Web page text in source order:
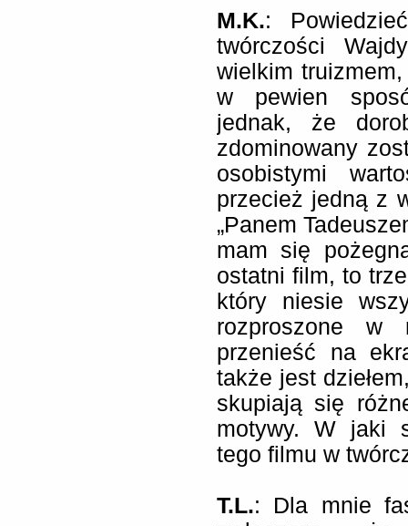
M.K.:
twórczości
wielkim
w pewien
jednak, że
zdominowany
osobistymi
przecież jedną z
„Panem
mam się
ostatni film, to
który niesie
rozproszone w
przenieść na
także jest
skupiają się
motywy. W jaki
tego filmu w
T.L.: Dla mnie